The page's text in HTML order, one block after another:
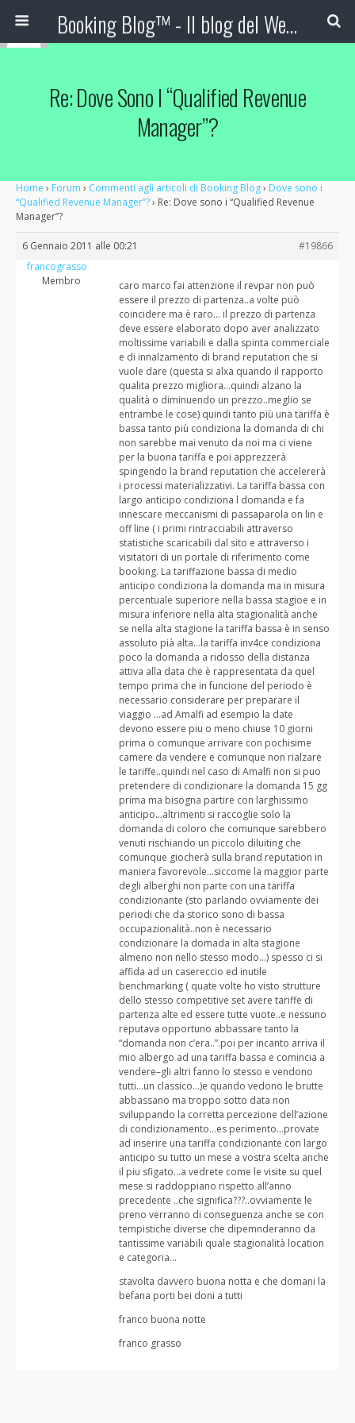
Booking Blog™ - Il blog del Web Marketing Turistico
Re: Dove Sono I “Qualified Revenue
Manager”?
Home › Forum › Commenti agli articoli di Booking Blog› Dove sono i
“Qualified Revenue Manager”?› Re: Dove sono i “Qualified Revenue
Manager”?
6 Gennaio 2011 alle 00:21
#19866
francograsso
Membro
caro marco fai attenzione il revpar non può
essere il prezzo di partenza..a volte può
coincidere ma è raro… il prezzo di partenza
deve essere elaborato dopo aver analizzato
moltissime variabili e dalla spinta commerciale
e di innalzamento di brand reputation che si
vuole dare (questa si alxa quando il rapporto
qualita prezzo migliora…quindi alzano la
qualità o diminuendo un prezzo..meglio se
entrambe le cose) quindi tanto più una tariffa è
bassa tanto più condiziona la domanda di chi
non sarebbe mai venuto da noi ma ci viene
per la buona tariffa e poi apprezzerà
spingendo la brand reputation che accelererà
i processi materializzativi. La tariffa bassa con
largo anticipo condiziona l domanda e fa
innescare meccanismi di passaparola on lin e
off line ( i primi rintracciabili attraverso
statistiche scaricabili dal sito e attraverso i
visitatori di un portale di riferimento come
booking. La tariffazione bassa di medio
anticipo condiziona la domanda ma in misura
percentuale superiore nella bassa stagioe e in
misura inferiore nella alta stagionalità anche
se nella alta stagione la tariffa bassa è in senso
assoluto pià alta…la tariffa inv4ce condiziona
poco la domanda a ridosso della distanza
attiva alla data che è rappresentata da quel
tempo prima che in funcione del periodo è
necessario considerare per preparare il
viaggio …ad Amalfi ad esempio la date
devono essere piu o meno chiuse 10 giorni
prima o comunque arrivare con pochisime
camere da vendere e comunque non rialzare
le tariffe..quindi nel caso di Amalfi non si puo
pretendere di condizionare la domanda 15 gg
prima ma bisogna partire con larghissimo
anticipo…altrimenti si raccoglie solo la
domanda di coloro che comunque sarebbero
venuti rischiando un piccolo diluiting che
comunque giocherà sulla brand reputation in
maniera favorevole…siccome la maggior parte
degli alberghi non parte con una tariffa
condizionante (sto parlando ovviamente dei
periodi che da storico sono di bassa
occupazionalità..non è necessario
condizionare la domada in alta stagione
almeno non nello stesso modo…) spesso ci si
affida ad un casereccio ed inutile
benchmarking ( quate volte ho visto strutture
dello stesso competitive set avere tariffe di
partenza alte ed essere tutte vuote..e nessuno
reputava opportuno abbassare tanto la
“domanda non c’era..”.poi per incanto arriva il
mio albergo ad una tariffa bassa e comincia a
vendere–gli altri fanno lo stesso e vendono
tutti…un classico…)e quando vedono le brutte
abbassano ma troppo sotto data non
sviluppando la corretta percezione dell’azione
di condizionamento…es perimento…provate
ad inserire una tariffa condizionante con largo
anticipo su tutto un mese a vostra scelta anche
il piu sfigato…a vedrete come le visite su quel
mese si raddoppiano rispetto all’anno
precedente ..che significa???..ovviamente le
preno verranno di conseguenza anche se con
tempistiche diverse che dipemnderanno da
tantissime variabili quale stagionalità location
e categoria…
stavolta davvero buona notta e che domani la
befana porti bei doni a tutti
franco buona notte
franco grasso